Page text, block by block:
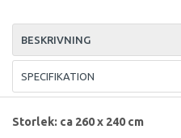
BESKRIVNING
SPECIFIKATION
Storlek: ca 260 x 240 cm